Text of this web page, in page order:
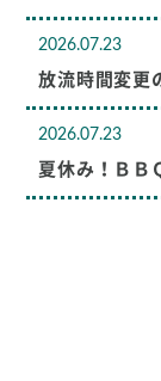
2026.07.23
放流時間変更
2026.07.23
夏休み！ＢＢ